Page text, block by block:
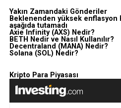
Yakın Zamandaki Gönderiler
Beklenenden yüksek enflasyon
aşağıda tutamadı
Axie Infinity (AXS) Nedir?
BETH Nedir ve Nasıl Kullanılır?
Decentraland (MANA) Nedir?
Solana (SOL) Nedir?
Kripto Para Piyasası